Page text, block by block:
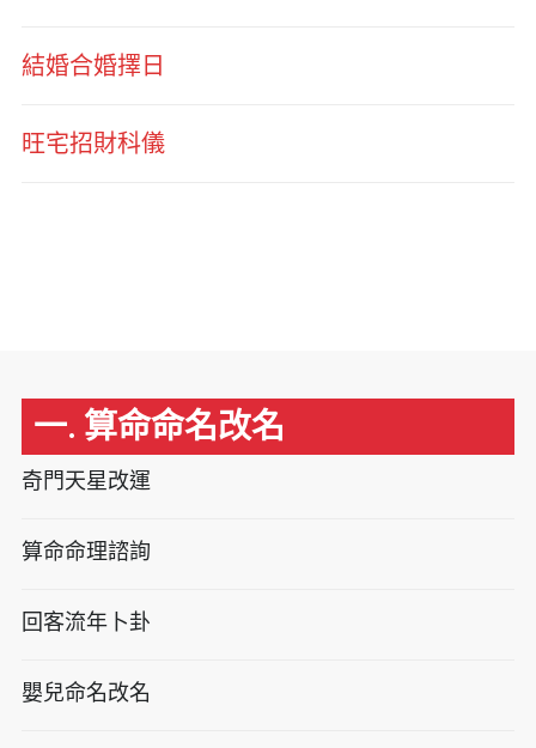
結婚合婚擇日
旺宅招財科儀
一. 算命命名改名
奇門天星改運
算命命理諮詢
回客流年卜卦
嬰兒命名改名